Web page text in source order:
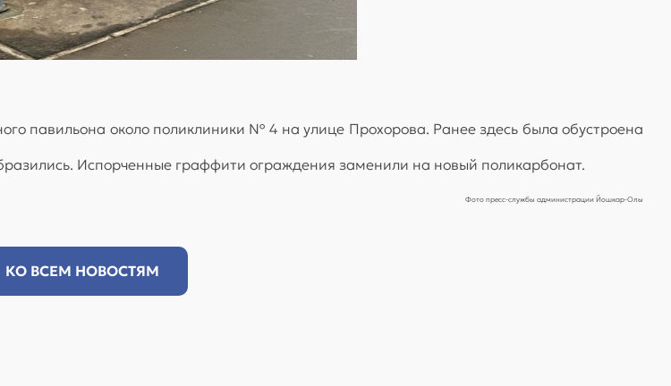
павильона около поликлиники № 4 на улице Прохорова. Ранее здесь была обустроена
Испорченные граффити ограждения заменили на новый поликарбонат.
Фото пресс-службы администрации Йошкар-Олы
КО ВСЕМ НОВОСТЯМ